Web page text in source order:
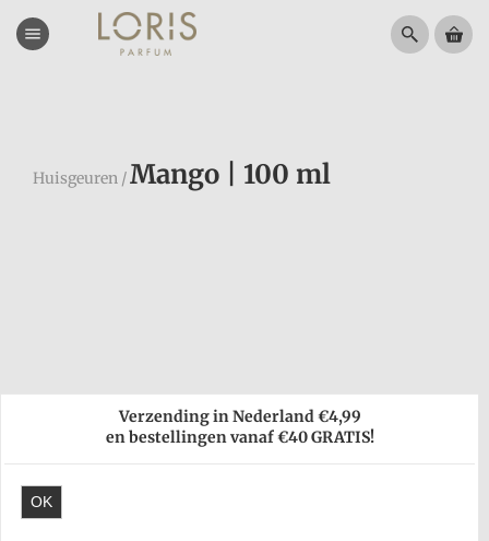
menu
Huisgeuren /Mango | 100 ml
Verzending in Nederland €4,99
en bestellingen vanaf €40 GRATIS!
OK